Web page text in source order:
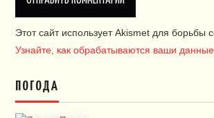
Этот сайт использует Akismet для борьбы
Узнайте, как обрабатываются ваши
ПОГОДА